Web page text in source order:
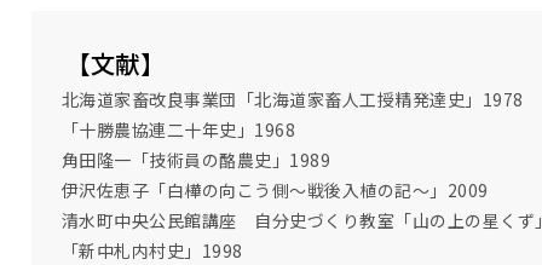
【文献】
北海道家畜改良事業団「北海道家畜人工授精発達史」1978
「十勝農協連二十年史」1968
角田隆一「技術員の酪農史」1989
伊沢佐恵子「白樺の向こう側～戦後入植の記～」2009
清水町中央公民館講座 自分史づくり教室「山の上の星くず
「新中札内村史」1998